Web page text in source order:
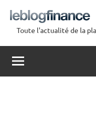
contenu
Le
Blog
Finance
Toute l'actualité de la